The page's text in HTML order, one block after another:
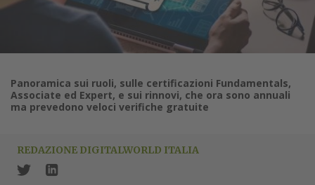
Panoramica sui ruoli, sulle certificazioni Fundamentals,
Associate ed Expert, e sui rinnovi, che ora sono annuali
ma prevedono veloci verifiche gratuite
REDAZIONE DIGITALWORLD ITALIA